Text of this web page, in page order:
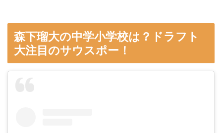
森下瑠大の中学小学校は？ドラフト
大注目のサウスポー！